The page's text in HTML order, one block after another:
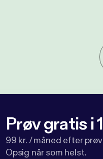
Prøv gratis i
99 kr. / måned efter
Opsig når som helst.